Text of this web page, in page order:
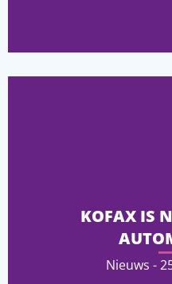
KOFAX IS
Nieuws -